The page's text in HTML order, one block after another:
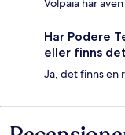
Volpaia har
Har Podere
eller finns
Ja, det finns en